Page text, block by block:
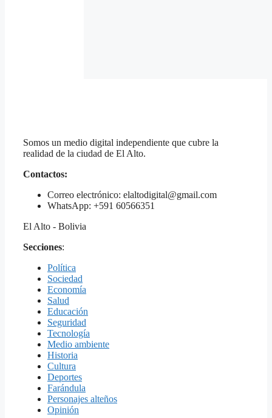
Somos un medio digital independiente que cubre la
realidad de la ciudad de El Alto.
Contactos:
Correo electrónico: elaltodigital@gmail.com
WhatsApp: +591 60566351
El Alto - Bolivia
Secciones:
Política
Sociedad
Economía
Salud
Educación
Seguridad
Tecnología
Medio ambiente
Historia
Cultura
Deportes
Farándula
Personajes alteños
Opinión